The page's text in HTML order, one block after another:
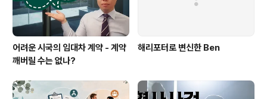
어려운 시국의 임대차 계약 - 계약
깨버릴 수는 없나?
해리포터로 변신한 Ben